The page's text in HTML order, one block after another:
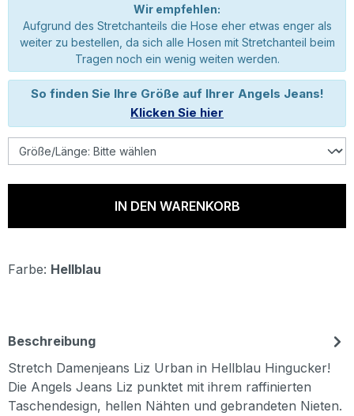
Wir empfehlen:
Aufgrund des Stretchanteils die Hose eher etwas enger als
weiter zu bestellen, da sich alle Hosen mit Stretchanteil beim
Tragen noch ein wenig weiten werden.
So finden Sie Ihre Größe auf Ihrer Angels Jeans!
Klicken Sie hier
IN DEN WARENKORB
Farbe: Hellblau
Beschreibung
Stretch Damenjeans Liz Urban in Hellblau Hingucker!
Die Angels Jeans Liz punktet mit ihrem raffinierten
Taschendesign, hellen Nähten und gebrandeten Nieten.